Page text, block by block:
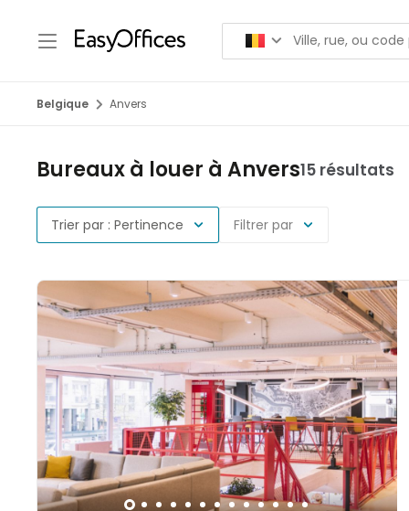
Belgique Anvers
Bureaux à louer à Anvers15 résultats
Trier par : Pertinence Filtrer par